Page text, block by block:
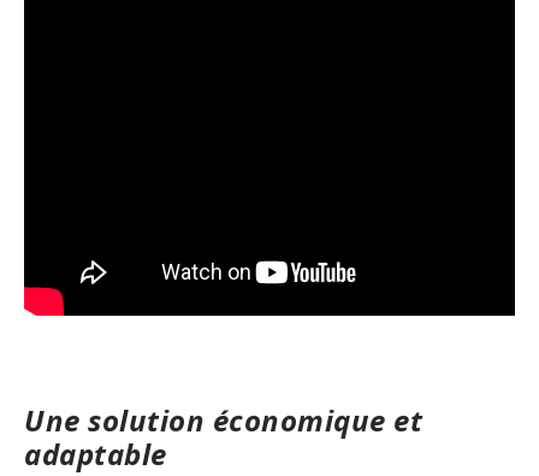
Une solution économique et
adaptable